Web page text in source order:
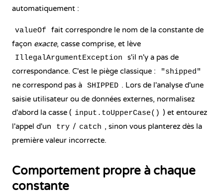
automatiquement :
valueOf
fait correspondre le nom de la constante de
façon exacte, casse comprise, et lève
IllegalArgumentException
s'il n'y a pas de
correspondance. C'est le piège classique :
"shipped"
ne correspond pas à SHIPPED . Lors de l'analyse d'une
saisie utilisateur ou de données externes, normalisez
d'abord la casse ( input.toUpperCase() ) et entourez
l'appel d'un try / catch , sinon vous planterez dès la
première valeur incorrecte.
Comportement propre à chaque
constante